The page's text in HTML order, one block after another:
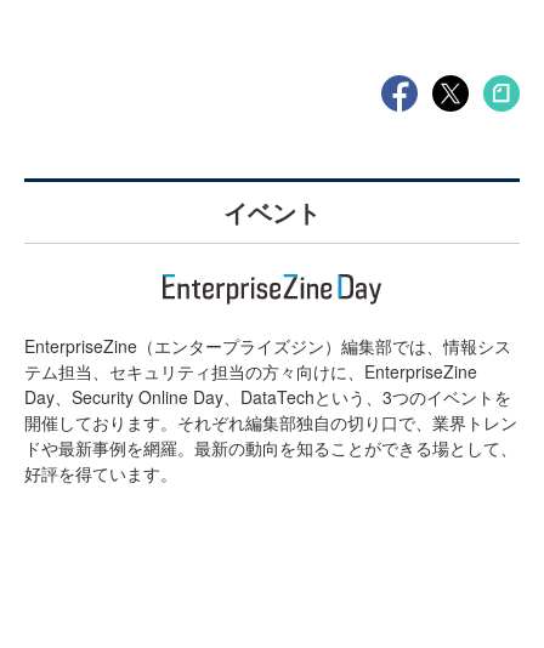
イベント
EnterpriseZine（エンタープライズジン）編集部では、情報シス
テム担当、セキュリティ担当の方々向けに、EnterpriseZine
Day、Security Online Day、DataTechという、3つのイベントを
開催しております。それぞれ編集部独自の切り口で、業界トレン
ドや最新事例を網羅。最新の動向を知ることができる場として、
好評を得ています。